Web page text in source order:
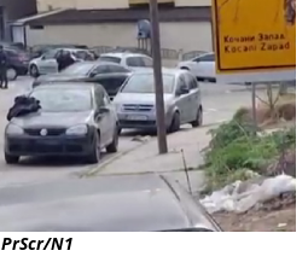
PrScr/N1